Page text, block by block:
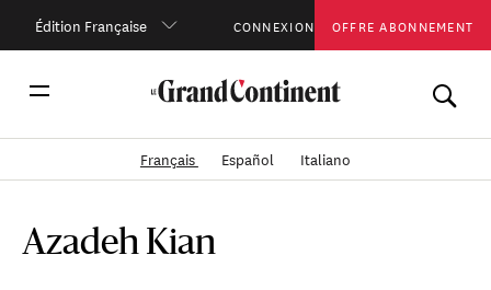
Édition Française CONNEXION OFFRE ABONNEMENT
Français Español Italiano
Azadeh Kian